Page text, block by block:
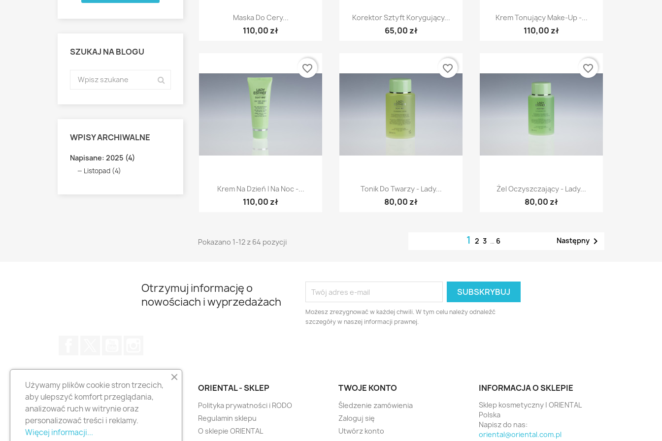
SZUKAJ NA BLOGU
WPISY ARCHIWALNE
Napisane: 2025 (4)
Listopad (4)
Szybki podgląd
Maska Do Cery...
110,00 zł
Szybki podgląd
Korektor Sztyft Korygujący...
65,00 zł
Szybki podgląd
Krem Tonujący Make-Up -...
110,00 zł
Szybki podgląd
Krem Na Dzień I Na Noc -...
110,00 zł
favorite_border
Szybki podgląd
Tonik Do Twarzy - Lady...
80,00 zł
favorite_border
Szybki podgląd
Żel Oczyszczający - Lady...
80,00 zł
favorite_border
Pokazano 1-12 z 64 pozycji 123 … 6 Następny
Otrzymuj informację o
nowościach i wyprzedażach
Możesz zrezygnować w każdej chwili. W tym celu należy odnaleźć
szczegóły w naszej informacji prawnej.
PRODUKTY
Promocje
Nowe produkty
Najczęściej kupowane
ORIENTAL - SKLEP
Polityka prywatności i RODO
Regulamin sklepu
O sklepie ORIENTAL
TWOJE KONTO
Śledzenie zamówienia
Zaloguj się
Utwórz konto
INFORMACJA O SKLEPIE
Sklep kosmetyczny | ORIENTAL
Polska
Napisz do nas:
oriental@oriental.com.pl
Używamy plików cookie stron trzecich,
aby ulepszyć komfort przeglądania,
analizować ruch w witrynie oraz
personalizować treści i reklamy.
Więcej informacji...